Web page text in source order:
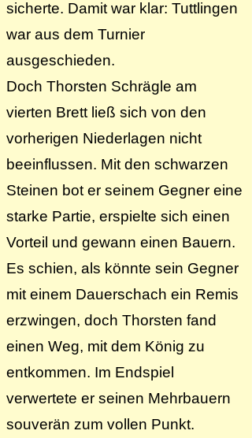
sicherte. Damit war klar: Tuttlingen
war aus dem Turnier
ausgeschieden.
Doch Thorsten Schrägle am
vierten Brett ließ sich von den
vorherigen Niederlagen nicht
beeinflussen. Mit den schwarzen
Steinen bot er seinem Gegner eine
starke Partie, erspielte sich einen
Vorteil und gewann einen Bauern.
Es schien, als könnte sein Gegner
mit einem Dauerschach ein Remis
erzwingen, doch Thorsten fand
einen Weg, mit dem König zu
entkommen. Im Endspiel
verwertete er seinen Mehrbauern
souverän zum vollen Punkt.